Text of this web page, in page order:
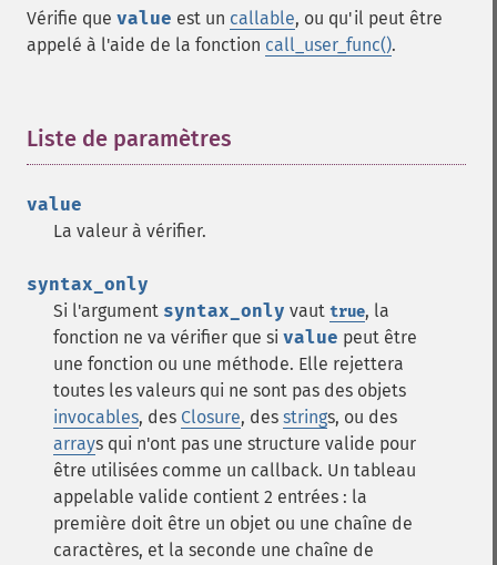
Vérifie que value est un callable, ou qu'il peut être
appelé à l'aide de la fonction call_user_func().
Liste de paramètres
value
La valeur à vérifier.
syntax_only
Si l'argument syntax_only vaut true, la
fonction ne va vérifier que si value peut être
une fonction ou une méthode. Elle rejettera
toutes les valeurs qui ne sont pas des objets
invocables, des Closure, des strings, ou des
arrays qui n'ont pas une structure valide pour
être utilisées comme un callback. Un tableau
appelable valide contient 2 entrées : la
première doit être un objet ou une chaîne de
caractères, et la seconde une chaîne de